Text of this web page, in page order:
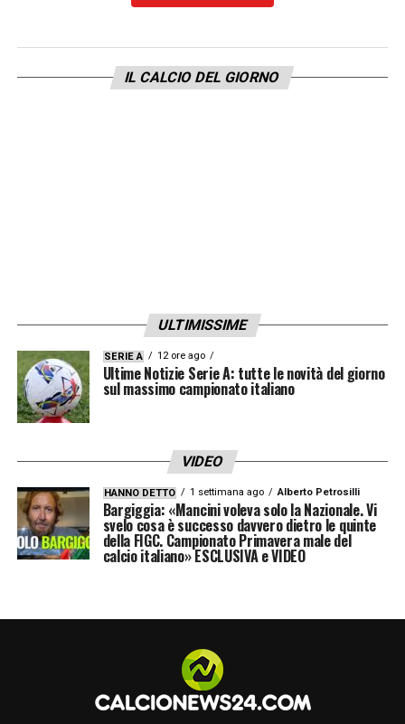
Cagliari. Nel campionato cadetto si è messo
affidabilità, dimostrando anche una buona
capacità di adattarsi a diversi assetti tattici.
anche una maturità crescente, assumendosi
responsabilità importanti all’interno del
reparto difensivo del Südtirol. Qualità come
personalità e concentrazione costante non
l’attenzione di più club. Il suo nome, dunque,
rientra a pieno titolo tra quelli seguiti con
interesse nelcalciomercato del Cagliari.
ma l’interesse dei rossoblù conferma la
volontà di arrivare preparati all’apertura del
mercato. Se le condizioni economiche e
IL CALCIO DEL GIORNO
ULTIMISSIME
SERIE A 12 ore ago
Ultime Notizie Serie A: tutte le novità del giorno
sul massimo campionato italiano
VIDEO
HANNO DETTO 1 settimana ago Alberto Petrosilli
Bargiggia: «Mancini voleva solo la Nazionale. Vi
svelo cosa è successo davvero dietro le quinte
della FIGC. Campionato Primavera male del
calcio italiano» ESCLUSIVA e VIDEO